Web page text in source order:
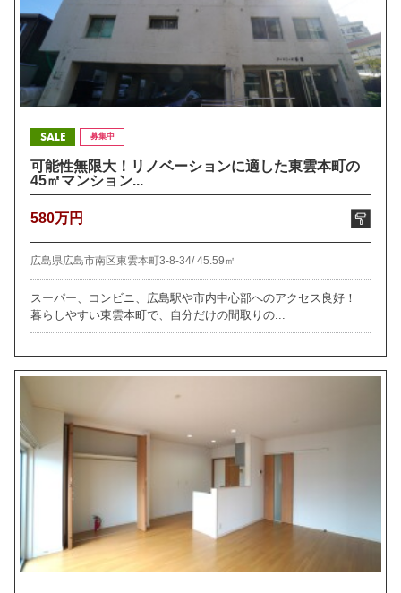
SALE 募集中
可能性無限大！リノベーションに適した東雲本町の
45㎡マンション...
580万円
広島県広島市南区東雲本町3-8-34/45.59㎡
スーパー、コンビニ、広島駅や市内中心部へのアクセス良好！
暮らしやすい東雲本町で、自分だけの間取りの...